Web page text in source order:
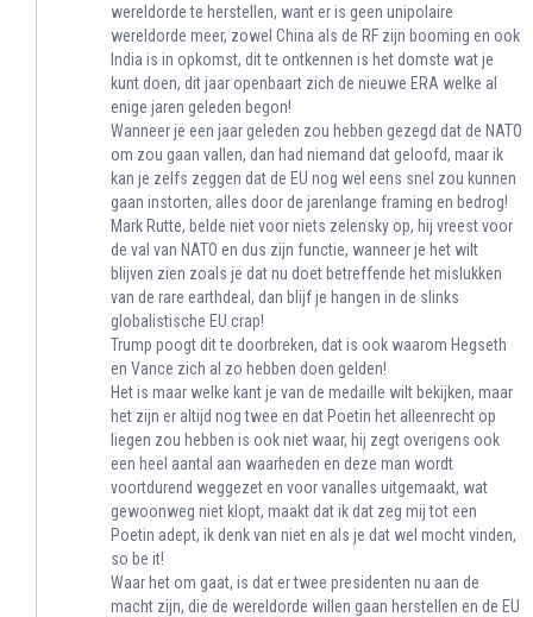
wereldorde te herstellen, want er is geen unipolaire
wereldorde meer, zowel China als de RF zijn booming en ook
India is in opkomst, dit te ontkennen is het domste wat je
kunt doen, dit jaar openbaart zich de nieuwe ERA welke al
enige jaren geleden begon!
Wanneer je een jaar geleden zou hebben gezegd dat de NATO
om zou gaan vallen, dan had niemand dat geloofd, maar ik
kan je zelfs zeggen dat de EU nog wel eens snel zou kunnen
gaan instorten, alles door de jarenlange framing en bedrog!
Mark Rutte, belde niet voor niets zelensky op, hij vreest voor
de val van NATO en dus zijn functie, wanneer je het wilt
blijven zien zoals je dat nu doet betreffende het mislukken
van de rare earthdeal, dan blijf je hangen in de slinks
globalistische EU crap!
Trump poogt dit te doorbreken, dat is ook waarom Hegseth
en Vance zich al zo hebben doen gelden!
Het is maar welke kant je van de medaille wilt bekijken, maar
het zijn er altijd nog twee en dat Poetin het alleenrecht op
liegen zou hebben is ook niet waar, hij zegt overigens ook
een heel aantal aan waarheden en deze man wordt
voortdurend weggezet en voor vanalles uitgemaakt, wat
gewoonweg niet klopt, maakt dat ik dat zeg mij tot een
Poetin adept, ik denk van niet en als je dat wel mocht vinden,
so be it!
Waar het om gaat, is dat er twee presidenten nu aan de
macht zijn, die de wereldorde willen gaan herstellen en de EU